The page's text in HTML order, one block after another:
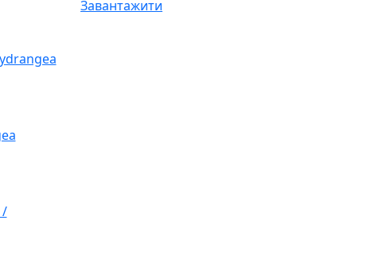
Завантажити